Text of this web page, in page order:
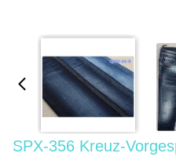
SPX-356 Kreuz-